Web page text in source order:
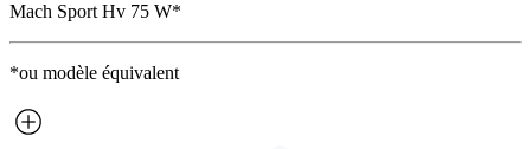
Mach Sport Hv 75 W*
*ou modèle équivalent